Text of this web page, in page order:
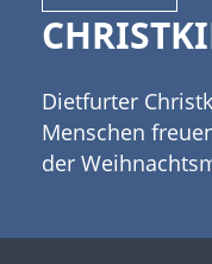
Dietfurter
Menschen
der